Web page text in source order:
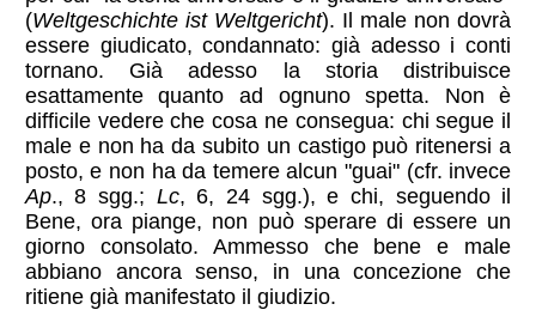
(Weltgeschichte ist Weltgericht). Il male non dovrà
essere giudicato, condannato: già adesso i conti
tornano. Già adesso la storia distribuisce
esattamente quanto ad ognuno spetta. Non è
difficile vedere che cosa ne consegua: chi segue il
male e non ha da subito un castigo può ritenersi a
posto, e non ha da temere alcun "guai" (cfr. invece
Ap., 8 sgg.; Lc, 6, 24 sgg.), e chi, seguendo il
Bene, ora piange, non può sperare di essere un
giorno consolato. Ammesso che bene e male
abbiano ancora senso, in una concezione che
ritiene già manifestato il giudizio.